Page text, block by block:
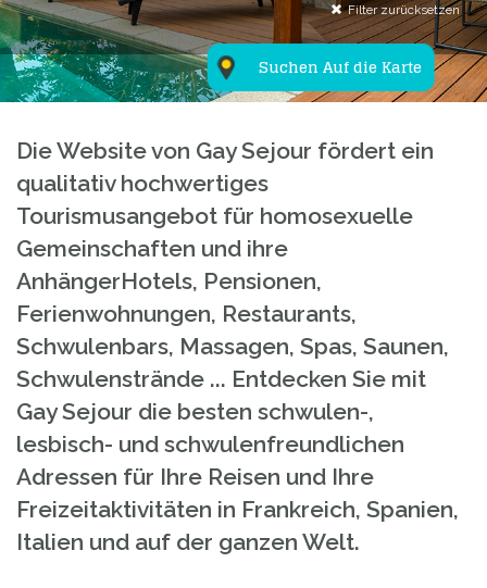
Suchen Auf die Karte
Filter zurücksetzen
Die Website von Gay Sejour fördert ein
qualitativ hochwertiges
Tourismusangebot für homosexuelle
Gemeinschaften und ihre
AnhängerHotels, Pensionen,
Ferienwohnungen, Restaurants,
Schwulenbars, Massagen, Spas, Saunen,
Schwulenstrände ... Entdecken Sie mit
Gay Sejour die besten schwulen-,
lesbisch- und schwulenfreundlichen
Adressen für Ihre Reisen und Ihre
Freizeitaktivitäten in Frankreich, Spanien,
Italien und auf der ganzen Welt.